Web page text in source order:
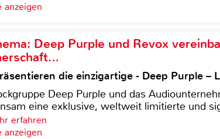
anzeigen
Deep Purple und Revox
die einzigartige - Deep Purple –
Deep Purple und das
eine exklusive, weltweit limitierte und
erfahren
anzeigen